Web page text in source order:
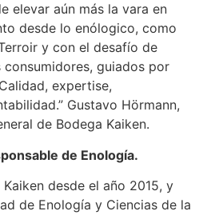
elevar aún más la vara en
desde lo enólogico, como
y con el desafío de
guiados por
expertise,
Gustavo Hörmann,
de Bodega Kaiken.
de Enología.
desde el año 2015, y
de Enología y Ciencias de la